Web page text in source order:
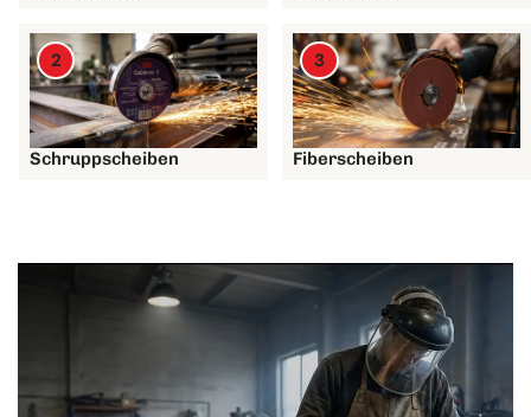
Schruppscheiben
2
Fiberscheiben
3